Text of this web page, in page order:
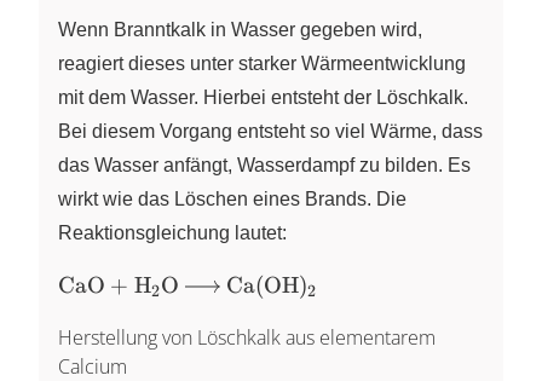
CO2}
Wenn Branntkalk in Wasser gegeben wird,
reagiert dieses unter starker Wärmeentwicklung
mit dem Wasser. Hierbei entsteht der Löschkalk.
Bei diesem Vorgang entsteht so viel Wärme, dass
das Wasser anfängt, Wasserdampf zu bilden. Es
wirkt wie das Löschen eines Brands. Die
Reaktionsgleichung lautet:
\ce{CaO
Ca(OH)2}
CaO + HX
2O Ca(OH)X
2
Herstellung von Löschkalk aus elementarem
Calcium